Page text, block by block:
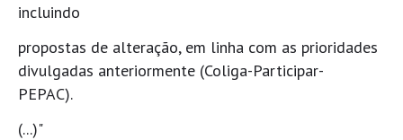
incluindo
propostas de alteração, em linha com as prioridades
divulgadas anteriormente (Coliga-Participar-
PEPAC).
(...)"